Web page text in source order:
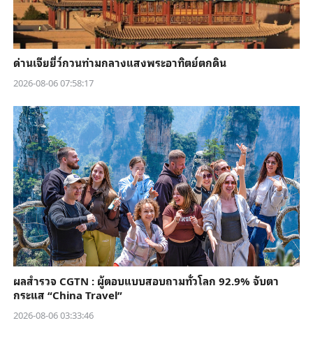
ด่านเจียยี่ว์กวนท่ามกลางแสงพระอาทิตย์ตกดิน
2026-08-06 07:58:17
ผลสำรวจ CGTN : ผู้ตอบแบบสอบถามทั่วโลก 92.9% จับตา
กระแส “China Travel”
2026-08-06 03:33:46